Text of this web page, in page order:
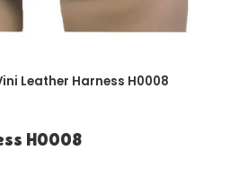
agrandar
Leather Harness H0008
H0008